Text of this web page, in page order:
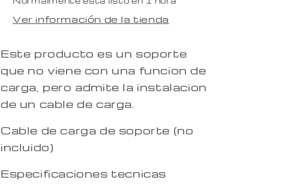
Ver información de la tienda
Este producto es un soporte
que no viene con una funcion de
carga, pero admite la instalacion
de un cable de carga.
Cable de carga de soporte (no
incluido)
Especificaciones tecnicas